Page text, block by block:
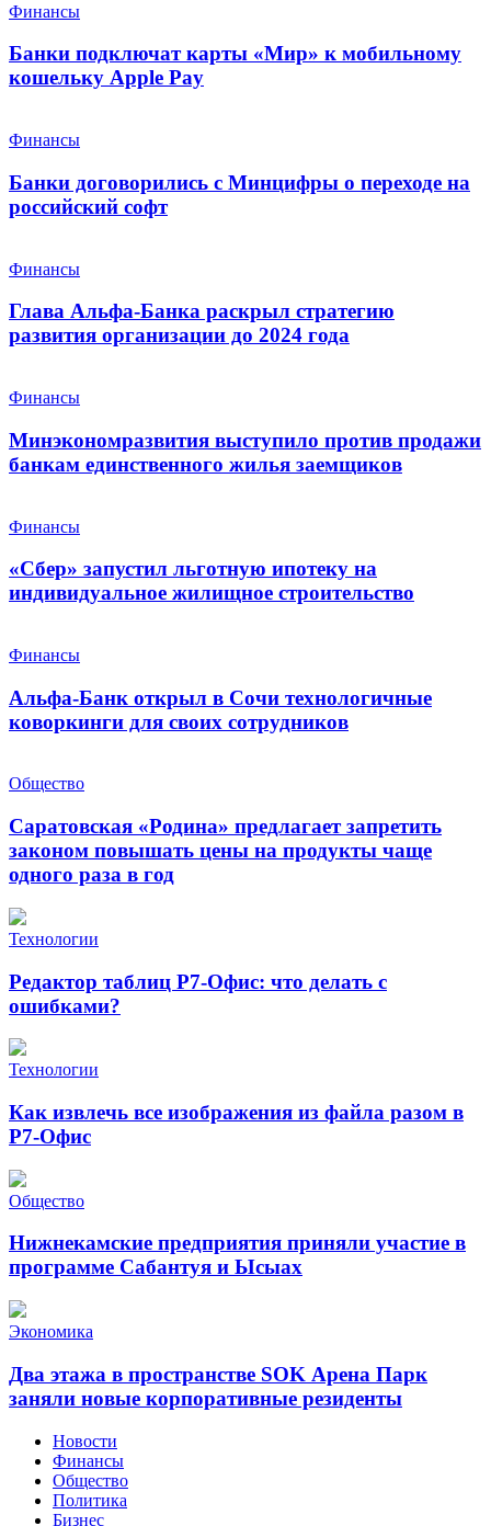
Финансы
Банки подключат карты «Мир» к мобильному
кошельку Apple Pay
Финансы
Банки договорились с Минцифры о переходе на
российский софт
Финансы
Глава Альфа-Банка раскрыл стратегию
развития организации до 2024 года
Финансы
Минэкономразвития выступило против продажи
банкам единственного жилья заемщиков
Финансы
«Сбер» запустил льготную ипотеку на
индивидуальное жилищное строительство
Финансы
Альфа-Банк открыл в Сочи технологичные
коворкинги для своих сотрудников
Общество
Саратовская «Родина» предлагает запретить
законом повышать цены на продукты чаще
одного раза в год
Технологии
Редактор таблиц Р7-Офис: что делать с
ошибками?
Технологии
Как извлечь все изображения из файла разом в
Р7-Офис
Общество
Нижнекамские предприятия приняли участие в
программе Сабантуя и Ысыах
Экономика
Два этажа в пространстве SOK Арена Парк
заняли новые корпоративные резиденты
Новости
Финансы
Общество
Политика
Бизнес